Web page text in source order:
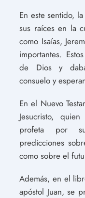
En este sentido,
sus raíces en la
como Isaías,
importantes.
de Dios y
consuelo y
En el Nuevo
Jesucristo,
profeta por
predicciones
como sobre el
Además, en el
apóstol Juan, se